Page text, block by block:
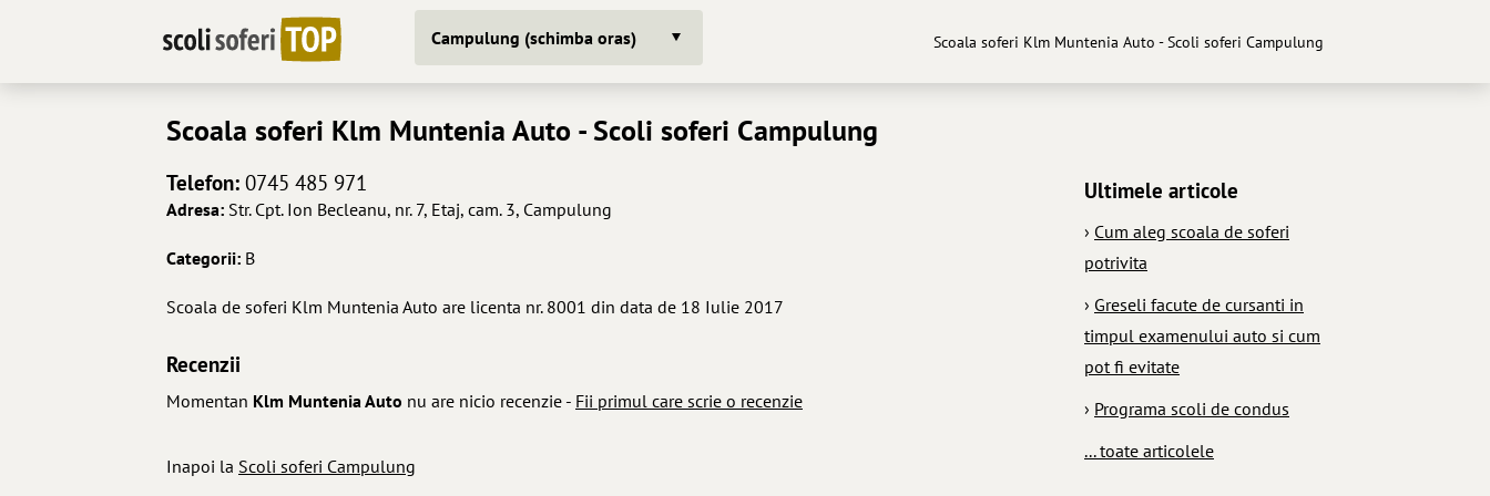
Campulung (schimba oras) Scoala soferi Klm Muntenia Auto - Scoli soferi Campulung
Scoala soferi Klm Muntenia Auto - Scoli soferi Campulung
Telefon: 0745 485 971
Adresa: Str. Cpt. Ion Becleanu, nr. 7, Etaj, cam. 3, Campulung
Categorii: B
Scoala de soferi Klm Muntenia Auto are licenta nr. 8001 din data de 18 Iulie 2017
Recenzii
Momentan Klm Muntenia Auto nu are nicio recenzie - Fii primul care scrie o recenzie
Inapoi la Scoli soferi Campulung
Ultimele articole
› Cum aleg scoala de soferi
potrivita
› Greseli facute de cursanti in
timpul examenului auto si cum
pot fi evitate
› Programa scoli de condus
... toate articolele